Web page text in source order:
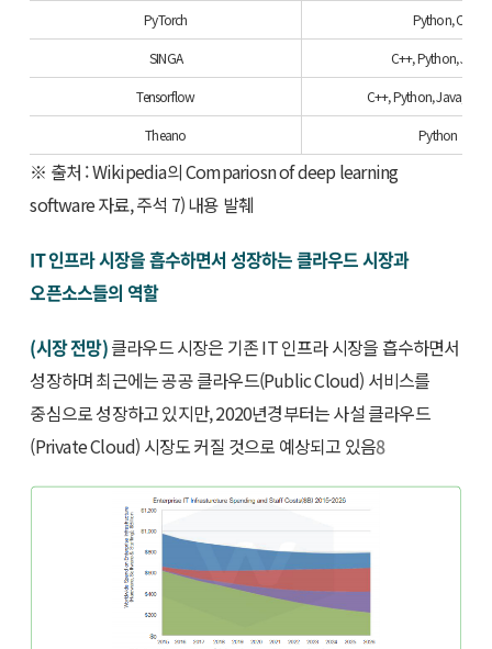
PyTorch Python, C
SINGA C++, Python, Java
Tensorflow C++, Python, Java, Go,
Theano Python
※ 출처 : Wikipedia의 Compariosn of deep learning
software 자료, 주석 7) 내용 발췌
IT 인프라 시장을 흡수하면서 성장하는 클라우드 시장과
오픈소스들의 역할
(시장 전망)클라우드 시장은 기존 IT 인프라 시장을 흡수하면서
성장하며 최근에는 공공 클라우드(Public Cloud) 서비스를
중심으로 성장하고 있지만, 2020년경부터는 사설 클라우드
(Private Cloud) 시장도 커질 것으로 예상되고 있음8